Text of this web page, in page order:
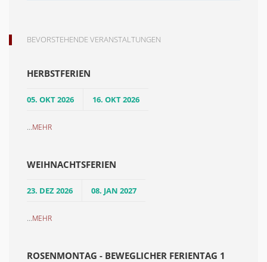
BEVORSTEHENDE VERANSTALTUNGEN
HERBSTFERIEN
05. OKT 2026 16. OKT 2026
...MEHR
WEIHNACHTSFERIEN
23. DEZ 2026 08. JAN 2027
...MEHR
ROSENMONTAG - BEWEGLICHER FERIENTAG 1